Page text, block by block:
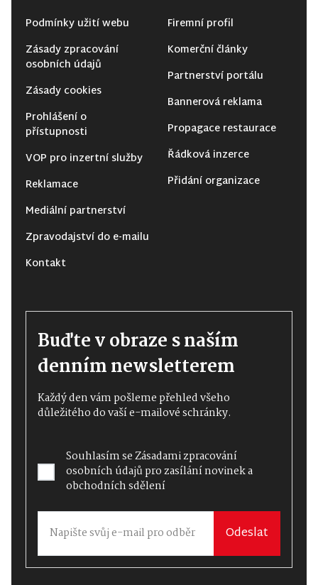
Podmínky užití webu
Zásady zpracování
osobních údajů
Zásady cookies
Prohlášení o
přístupnosti
VOP pro inzertní služby
Reklamace
Mediální partnerství
Zpravodajství do e-mailu
Kontakt
Firemní profil
Komerční články
Partnerství portálu
Bannerová reklama
Propagace restaurace
Řádková inzerce
Přidání organizace
Buďte v obraze s naším
denním newsletterem
Každý den vám pošleme přehled všeho
důležitého do vaší e-mailové schránky.
Souhlasím seZásadami zpracování
osobních údajůpro zasílání novinek a
obchodních sdělení
Odeslat